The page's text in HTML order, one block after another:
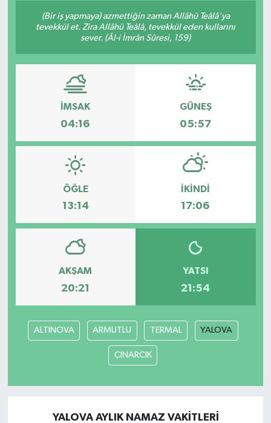
(Bir iş yapmaya) azmettiğin zaman Allâhü Teâlâ'ya
tevekkül et. Zira Allâhü Teâlâ, tevekkül eden kullarını
sever. (Âl-i İmrân Sûresi, 159)
İMSAK
04:16
GÜNEŞ
05:57
ÖĞLE
13:14
İKINDI
17:06
AKŞAM
20:21
YATSI
21:54
ALTINOVA ARMUTLU TERMAL YALOVA
ÇINARCIK
YALOVA AYLIK NAMAZ VAKITLERI